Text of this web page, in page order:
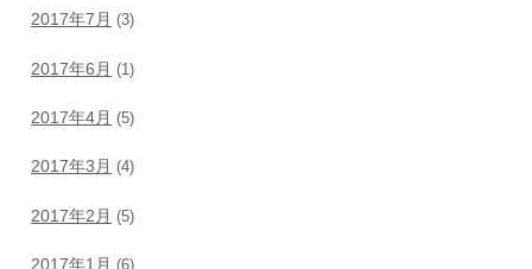
2017年7月 (3)
2017年6月 (1)
2017年4月 (5)
2017年3月 (4)
2017年2月 (5)
2017年1月 (6)